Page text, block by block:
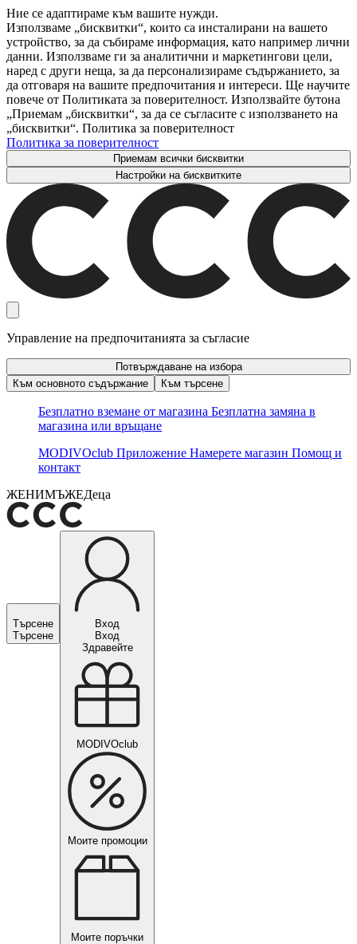
Ние се адаптираме към вашите нужди.
Използваме „бисквитки“, които са инсталирани на вашето
устройство, за да събираме информация, като например лични
данни. Използваме ги за аналитични и маркетингови цели,
наред с други неща, за да персонализираме съдържанието, за
да отговаря на вашите предпочитания и интереси. Ще научите
повече от Политиката за поверителност. Използвайте бутона
„Приемам „бисквитки“, за да се съгласите с използването на
„бисквитки“. Политика за поверителност
Политика за поверителност
Приемам всички бисквитки
Настройки на бисквитките
Управление на предпочитанията за съгласие
Потвърждаване на избора
Към основното съдържание
Към търсене
Безплатно вземане от магазина Безплатна замяна в
магазина или връщане
MODIVOclub Приложение Намерете магазин Помощ и
контакт
ЖЕНИМЪЖЕДеца
Търсене
Търсене
Вход
Вход
Здравейте
MODIVOclub
Моите промоции
Моите поръчки